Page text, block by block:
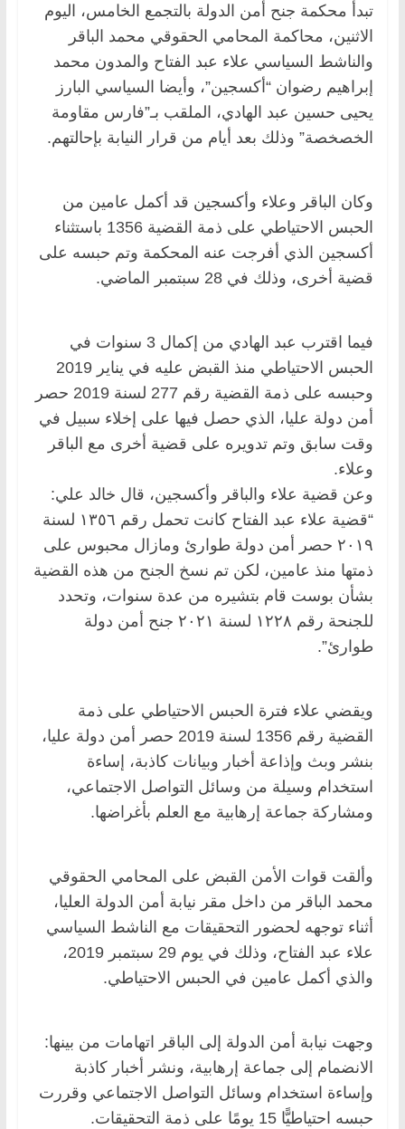
تبدأ محكمة جنح أمن الدولة بالتجمع الخامس، اليوم
الاثنين، محاكمة المحامي الحقوقي محمد الباقر
والناشط السياسي علاء عبد الفتاح والمدون محمد
إبراهيم رضوان “أكسجين”، وأيضا السياسي البارز
يحيى حسين عبد الهادي، الملقب بـ”فارس مقاومة
الخصخصة” وذلك بعد أيام من قرار النيابة بإحالتهم.
وكان الباقر وعلاء وأكسجين قد أكمل عامين من
الحبس الاحتياطي على ذمة القضية 1356 باستثناء
أكسجين الذي أفرجت عنه المحكمة وتم حبسه على
قضية أخرى، وذلك في 28 سبتمبر الماضي.
فيما اقترب عبد الهادي من إكمال 3 سنوات في
الحبس الاحتياطي منذ القبض عليه في يناير 2019
وحبسه على ذمة القضية رقم 277 لسنة 2019 حصر
أمن دولة عليا، الذي حصل فيها على إخلاء سبيل في
وقت سابق وتم تدويره على قضية أخرى مع الباقر
وعلاء.
وعن قضية علاء والباقر وأكسجين، قال خالد علي:
“قضية علاء عبد الفتاح كانت تحمل رقم ١٣٥٦ لسنة
٢٠١٩ حصر أمن دولة طوارئ ومازال محبوس على
ذمتها منذ عامين، لكن تم نسخ الجنح من هذه القضية
بشأن بوست قام بتشيره من عدة سنوات، وتحدد
للجنحة رقم ١٢٢٨ لسنة ٢٠٢١ جنح أمن دولة
طوارئ”.
ويقضي علاء فترة الحبس الاحتياطي على ذمة
القضية رقم 1356 لسنة 2019 حصر أمن دولة عليا،
بنشر وبث وإذاعة أخبار وبيانات كاذبة، إساءة
استخدام وسيلة من وسائل التواصل الاجتماعي،
ومشاركة جماعة إرهابية مع العلم بأغراضها.
وألقت قوات الأمن القبض على المحامي الحقوقي
محمد الباقر من داخل مقر نيابة أمن الدولة العليا،
أثناء توجهه لحضور التحقيقات مع الناشط السياسي
علاء عبد الفتاح، وذلك في يوم 29 سبتمبر 2019،
والذي أكمل عامين في الحبس الاحتياطي.
وجهت نيابة أمن الدولة إلى الباقر اتهامات من بينها:
الانضمام إلى جماعة إرهابية، ونشر أخبار كاذبة
وإساءة استخدام وسائل التواصل الاجتماعي وقررت
حبسه احتياطيًّا 15 يومًا على ذمة التحقيقات.